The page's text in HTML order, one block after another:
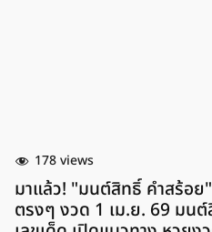
178 views
มาแล้ว! "มนต์สิทธิ์ คำสร้อย
ตรงๆ งวด 1 เม.ย. 69 มน